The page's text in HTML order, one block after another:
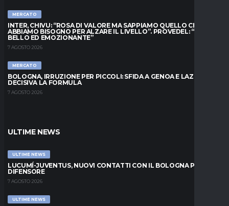
MERCATO
INTER, CHIVU: “ROSA DI VALORE MA SAPPIAMO QUELLO CHE
ABBIAMO BISOGNO PER ALZARE IL LIVELLO”. PROVEDEL: “MESE
BELLO ED EMOZIONANTE”
7 AGOSTO 2026
MERCATO
BOLOGNA, IRRUZIONE PER PICCOLI: SFIDA A GENOA E LAZIO,
DECISIVA LA FORMULA
7 AGOSTO 2026
ULTIME NEWS
ULTIME NEWS
LUCUMÍ-JUVENTUS, NUOVI CONTATTI CON IL BOLOGNA PER IL
DIFENSORE
7 AGOSTO 2026
ULTIME NEWS